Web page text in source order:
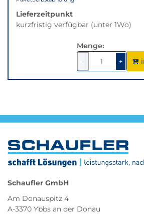
Lieferzeitpunkt
kurzfristig verfügbar (unter 1Wo)
Menge:
-
1
verringern
+1um
1
Schaufler GmbH
Am Donauspitz 4
A-3370 Ybbs an der Donau